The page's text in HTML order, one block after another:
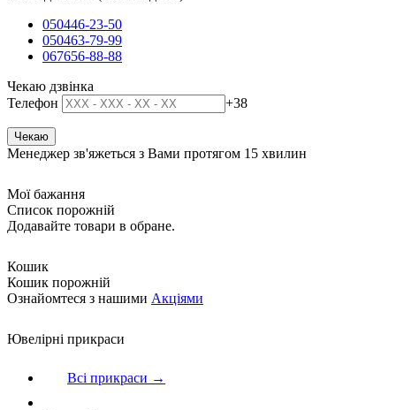
050446-23-50
050463-79-99
067656-88-88
Чекаю дзвінка
Телефон
+38
Менеджер зв'яжеться з Вами протягом 15 хвилин
Мої бажання
Список порожній
Додавайте товари в обране.
Кошик
Кошик порожній
Ознайомтеся з нашими Акціями
Ювелірні прикраси
Всі прикраси →